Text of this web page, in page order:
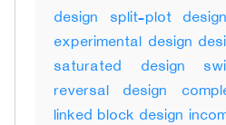
design split-plot
experimental design
saturated design
reversal design
linked block design